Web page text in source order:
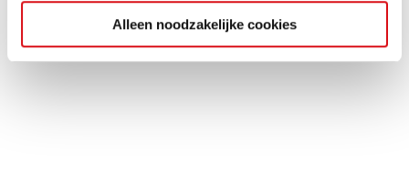
Alleen noodzakelijke cookies